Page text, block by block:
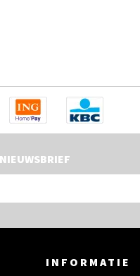
INFORMATIE